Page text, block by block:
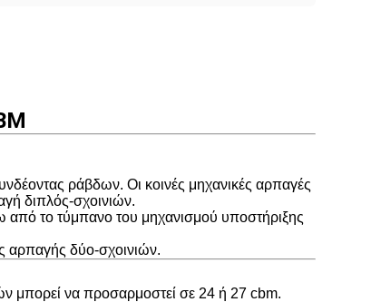
ράβδων. Οι κοινές μηχανικές αρπαγές
διπλός-σχοινιών.
από το τύμπανο του μηχανισμού υποστήριξης
αρπαγής δύο-σχοινιών.
μπορεί να προσαρμοστεί σε 24 ή 27 cbm.